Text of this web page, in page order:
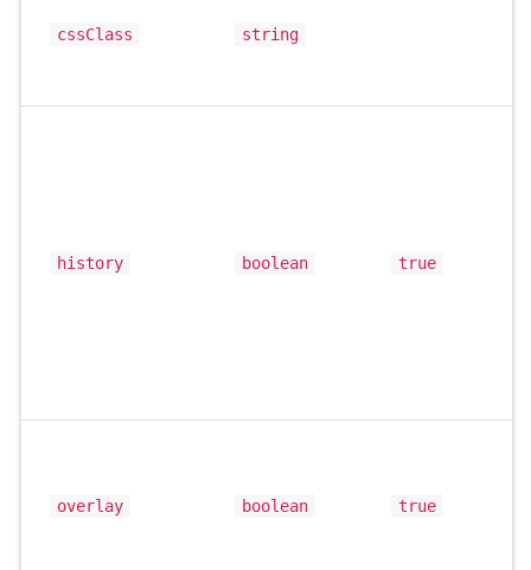
cssClass string
history boolean true
overlay boolean true